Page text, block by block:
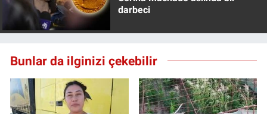
darbeci
Bunlar da ilginizi çekebilir